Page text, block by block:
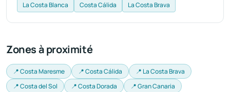
La Costa Blanca Costa Cálida La Costa Brava
Zones à proximité
📍 Costa Maresme 📍 Costa Cálida
📍 La Costa Brava
📍 Costa del Sol
📍 Costa Dorada
📍 Gran Canaria